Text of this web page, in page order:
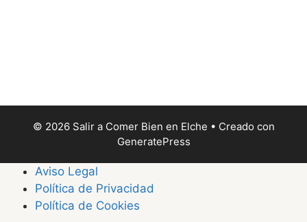
© 2026 Salir a Comer Bien en Elche • Creado con
GeneratePress
Aviso Legal
Política de Privacidad
Política de Cookies